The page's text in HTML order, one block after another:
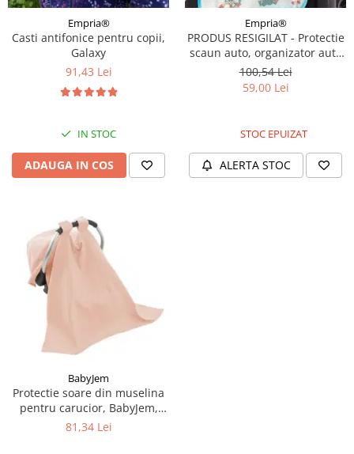
Empria®
Casti antifonice pentru copii,
Galaxy
91,43 Lei
IN STOC
ADAUGA IN COS
Empria®
PRODUS RESIGILAT - Protectie
scaun auto, organizator auto
copii, 8 buzunare, Empria,
54x43 cm, Bleu
100,54 Lei
59,00 Lei
STOC EPUIZAT
ALERTA STOC
BabyJem
Protectie soare din muselina
pentru carucior, BabyJem,
90x110 cm, Somon
81,34 Lei